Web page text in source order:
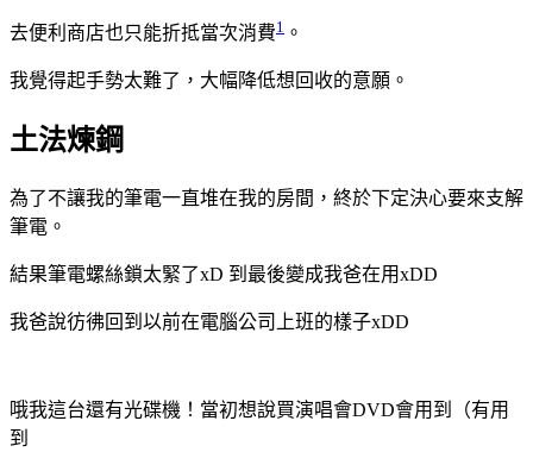
去便利商店也只能折抵當次消費1 。
我覺得起手勢太難了，大幅降低想回收的意願。
土法煉鋼
為了不讓我的筆電一直堆在我的房間，終於下定決心要來支解
筆電。
結果筆電螺絲鎖太緊了xD 到最後變成我爸在用xDD
我爸說彷彿回到以前在電腦公司上班的樣子xDD
哦我這台還有光碟機！當初想說買演唱會DVD會用到（有用
到